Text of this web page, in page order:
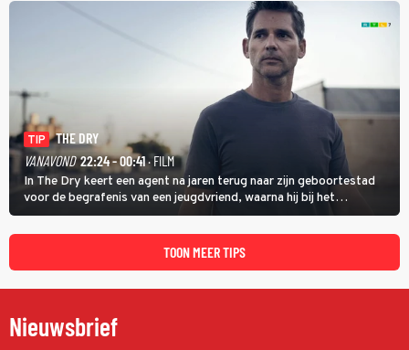
TIP
THE DRY
VANAVOND 22:24 - 00:41· FILM
In The Dry keert een agent na jaren terug naar zijn geboortestad
voor de begrafenis van een jeugdvriend, waarna hij bij het
onderzoeken van diens dood een verband begint te vermoeden
met een oude zaak.
TOON MEER TIPS
Nieuwsbrief